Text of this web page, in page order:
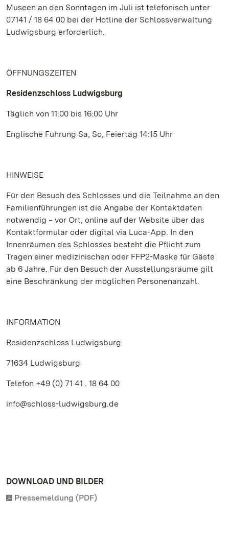
Museen an den Sonntagen im Juli ist telefonisch unter
07141 / 18 64 00 bei der Hotline der Schlossverwaltung
Ludwigsburg erforderlich.
ÖFFNUNGSZEITEN
Residenzschloss Ludwigsburg
Täglich von 11:00 bis 16:00 Uhr
Englische Führung Sa, So, Feiertag 14:15 Uhr
HINWEISE
Für den Besuch des Schlosses und die Teilnahme an den
Familienführungen ist die Angabe der Kontaktdaten
notwendig ‒ vor Ort, online auf der Website über das
Kontaktformular oder digital via Luca-App. In den
Innenräumen des Schlosses besteht die Pflicht zum
Tragen einer medizinischen oder FFP2-Maske für Gäste
ab 6 Jahre. Für den Besuch der Ausstellungsräume gilt
eine Beschränkung der möglichen Personenanzahl.
INFORMATION
Residenzschloss Ludwigsburg
71634 Ludwigsburg
Telefon +49 (0) 71 41 . 18 64 00
info@schloss-ludwigsburg.de
DOWNLOAD UND BILDER
Pressemeldung (PDF)